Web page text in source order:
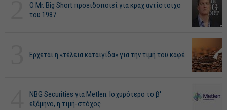
O Mr. Big Short προειδοποιεί για κραχ αντίστοιχο
του 1987
Ερχεται η «τέλεια καταιγίδα» για την τιμή του καφέ
NBG Securities για Metlen: Ισχυρότερο το β'
εξάμηνο, η τιμή-στόχος